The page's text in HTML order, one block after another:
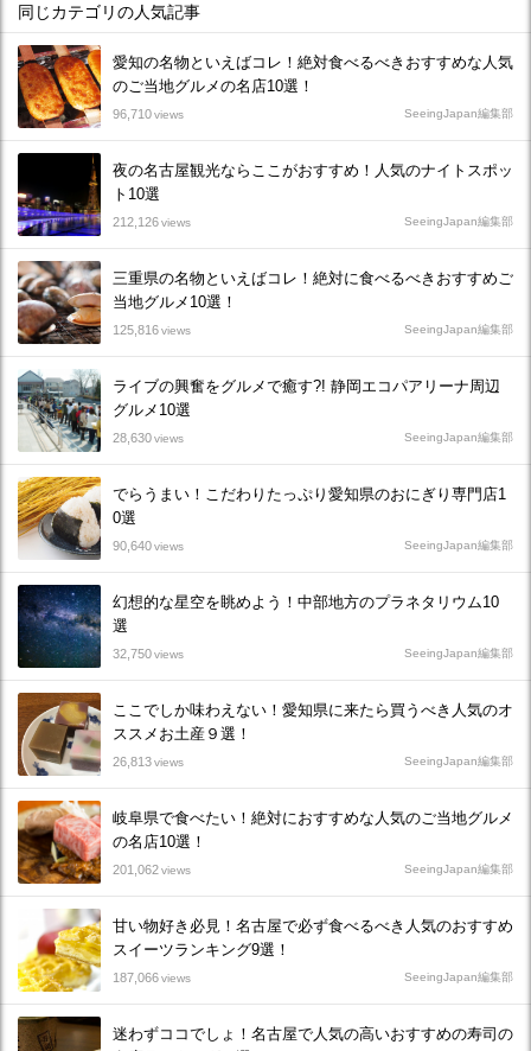
同じカテゴリの人気記事
愛知の名物といえばコレ！絶対食べるべきおすすめな人気
のご当地グルメの名店10選！
96,710views SeeingJapan編集部
夜の名古屋観光ならここがおすすめ！人気のナイトスポッ
ト10選
212,126views SeeingJapan編集部
三重県の名物といえばコレ！絶対に食べるべきおすすめご
当地グルメ10選！
125,816views SeeingJapan編集部
ライブの興奮をグルメで癒す?! 静岡エコパアリーナ周辺
グルメ10選
28,630views SeeingJapan編集部
でらうまい！こだわりたっぷり愛知県のおにぎり専門店1
0選
90,640views SeeingJapan編集部
幻想的な星空を眺めよう！中部地方のプラネタリウム10
選
32,750views SeeingJapan編集部
ここでしか味わえない！愛知県に来たら買うべき人気のオ
ススメお土産９選！
26,813views SeeingJapan編集部
岐阜県で食べたい！絶対におすすめな人気のご当地グルメ
の名店10選！
201,062views SeeingJapan編集部
甘い物好き必見！名古屋で必ず食べるべき人気のおすすめ
スイーツランキング9選！
187,066views SeeingJapan編集部
迷わずココでしょ！名古屋で人気の高いおすすめの寿司の